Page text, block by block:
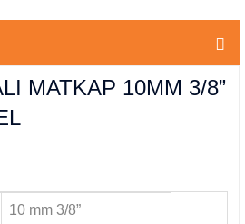
MATKAP 10MM 3/8”
10 mm 3/8”